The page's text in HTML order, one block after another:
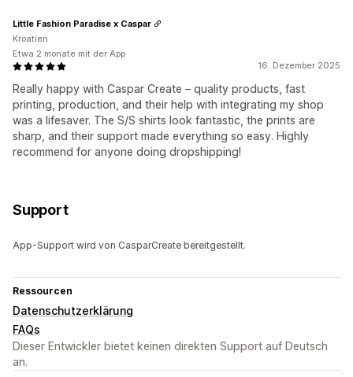
16. Dezember 2025
Really happy with Caspar Create – quality products, fast
printing, production, and their help with integrating my shop
was a lifesaver. The S/S shirts look fantastic, the prints are
sharp, and their support made everything so easy. Highly
recommend for anyone doing dropshipping!
Little Fashion Paradise x Caspar
Kroatien
Etwa 2 monate mit der App
Support
App-Support wird von CasparCreate bereitgestellt.
Ressourcen
Datenschutzerklärung
FAQs
Dieser Entwickler bietet keinen direkten Support auf Deutsch
an.